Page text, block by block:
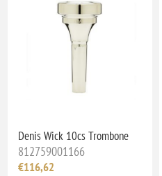
Denis Wick 10cs Trombone
812759001166
€116,62